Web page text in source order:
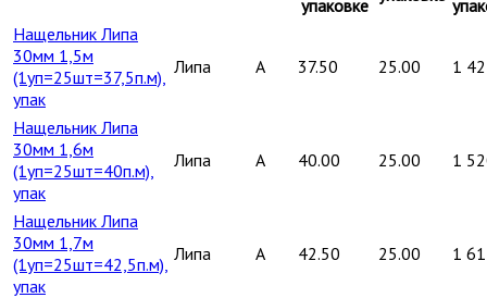
упаковке
Нащельник Липа
30мм 1,5м
(1уп=25шт=37,5п.м),
упак
Липа A 37.50 25.00 1
Нащельник Липа
30мм 1,6м
(1уп=25шт=40п.м),
упак
Липа A 40.00 25.00 1
Нащельник Липа
30мм 1,7м
(1уп=25шт=42,5п.м),
упак
Липа A 42.50 25.00 1